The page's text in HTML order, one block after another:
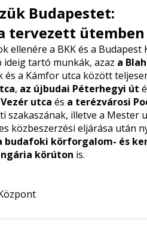
Budapestet:
tervezett
ellenére a BKK és a
ideig tartó munkák, azaz a
és a Kámfor utca között
, az újbudai Péterhegyi út
utca és a terézvárosi
szakaszának, illetve a Mester
közbeszerzési eljárása után
budafoki körforgalom- és
körúton is.